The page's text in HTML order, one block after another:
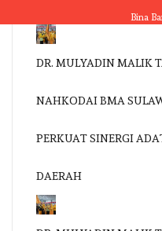
to
content
Bina
DR. MULYADIN MALIK
NAHKODAI BMA
PERKUAT SINERGI
DAERAH